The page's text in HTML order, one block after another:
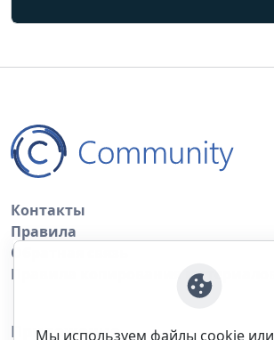
Контакты
Правила
Обратная связь
Правила копирования материалов
Приложение
Мы используем файлы cookie или